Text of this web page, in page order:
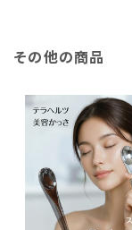
その他の商品